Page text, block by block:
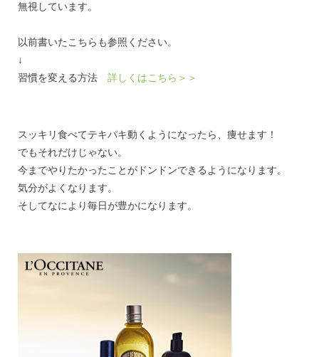
無視しています。
以前書いたこちらも参照ください。
↓
習慣を変える方法 詳しくはこちら＞＞
スッキリ食べてテキパキ動くようになったら、痩せます！
でもそれだけじゃない。
今までやりたかったことがドンドンできるようになります。
気分がよくなります。
そしてなにより毎日が豊かになります。